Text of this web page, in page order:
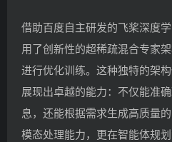
借助百度自主研发的飞桨深度
用了创新性的超稀疏混合专家
进行优化训练。这种独特的架
展现出卓越的能力：不仅能准
息，还能根据需求生成高质量
模态处理能力，更在智能体规